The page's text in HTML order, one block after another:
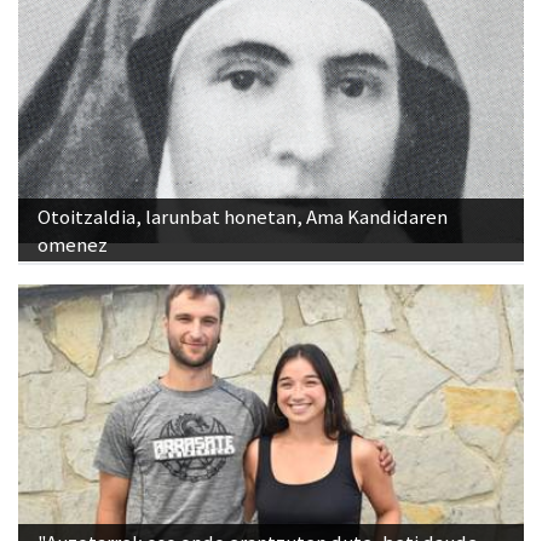
Otoitzaldia, larunbat honetan, Ama Kandidaren
omenez